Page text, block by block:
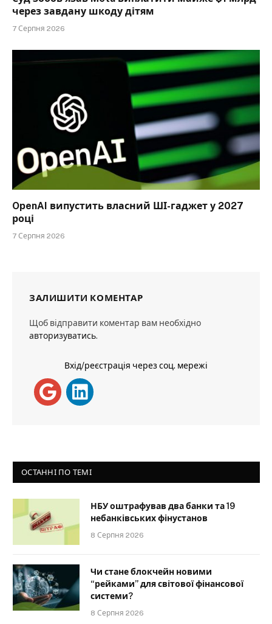
через завдану шкоду дітям
7 Серпня 2026
OpenAI випустить власний ШІ-гаджет у 2027
році
7 Серпня 2026
ЗАЛИШИТИ КОМЕНТАР
Щоб відправити коментар вам необхідно
авторизуватись.
Вхід/реєстрація через соц. мережі
ОСТАННІ ПО ТЕМІ
НБУ оштрафував два банки та 19
небанківських фінустанов
8 Серпня 2026
Чи стане блокчейн новими
“рейками” для світової фінансової
системи?
8 Серпня 2026